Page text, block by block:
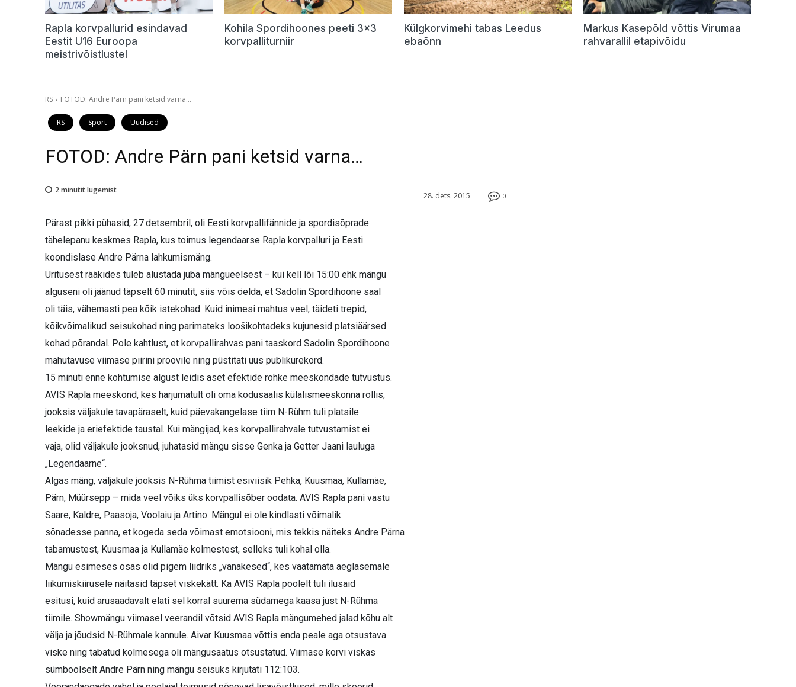
Rapla korvpallurid esindavad
Eestit U16 Euroopa
meistrivõistlustel
Kohila Spordihoones peeti 3×3
korvpalliturniir
Külgkorvimehi tabas Leedus
ebaõnn
Markus Kasepõld võttis Virumaa
rahvarallil etapivõidu